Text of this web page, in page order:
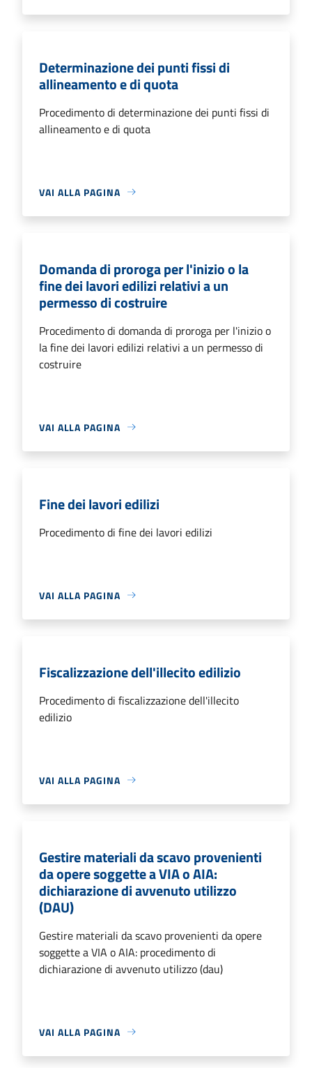
Determinazione dei punti fissi di
allineamento e di quota
Procedimento di determinazione dei punti fissi di
allineamento e di quota
VAI ALLA PAGINA
Domanda di proroga per l'inizio o la
fine dei lavori edilizi relativi a un
permesso di costruire
Procedimento di domanda di proroga per l'inizio o
la fine dei lavori edilizi relativi a un permesso di
costruire
VAI ALLA PAGINA
Fine dei lavori edilizi
Procedimento di fine dei lavori edilizi
VAI ALLA PAGINA
Fiscalizzazione dell'illecito edilizio
Procedimento di fiscalizzazione dell'illecito
edilizio
VAI ALLA PAGINA
Gestire materiali da scavo provenienti
da opere soggette a VIA o AIA:
dichiarazione di avvenuto utilizzo
(DAU)
Gestire materiali da scavo provenienti da opere
soggette a VIA o AIA: procedimento di
dichiarazione di avvenuto utilizzo (dau)
VAI ALLA PAGINA